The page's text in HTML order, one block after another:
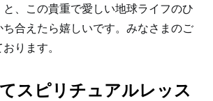
と、この貴重で愛しい地球ライフのひ
ち合えたら嬉しいです。みなさまのご
ります。
スピリチュアルレッス